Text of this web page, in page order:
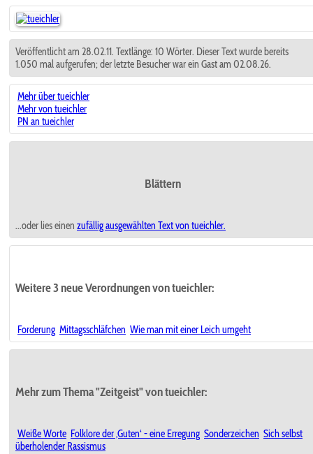
Veröffentlicht am 28.02.11. Textlänge: 10 Wörter. Dieser Text wurde bereits
1.050 mal aufgerufen; der letzte Besucher war ein Gast am 02.08.26.
Mehr über tueichler
Mehr von tueichler
PN an tueichler
Blättern
...oder lies einen zufällig ausgewählten Text von tueichler.
Weitere 3 neue Verordnungen von tueichler:
Forderung Mittagsschläfchen Wie man mit einer Leich umgeht
Mehr zum Thema "Zeitgeist" von tueichler:
Weiße Worte Folklore der ‚Guten‘ - eine Erregung Sonderzeichen Sich selbst
überholender Rassismus